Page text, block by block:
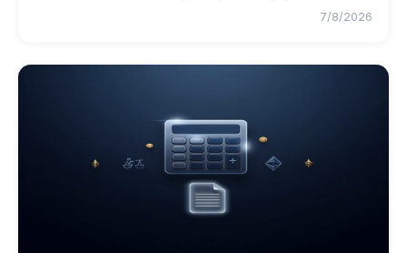
ללא שינוי. ...
7/8/2026